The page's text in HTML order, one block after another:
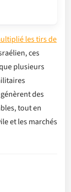
les tirs de
ces
plusieurs
des
tout en
et les marchés